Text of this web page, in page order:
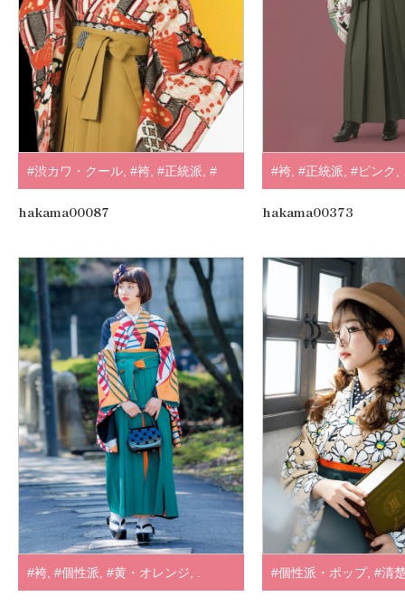
#渋カワ・クール #袴 #正統派 #
赤・エンジ,.
hakama00087
#袴 #正統派 #ピンク
hakama00373
#袴, #個性派, #黄・オレンジ, . #個性派・ポップ, #清